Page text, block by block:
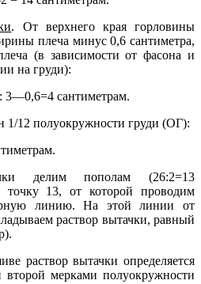
. От верхнего края горловины
плеча минус 0,6 сантиметра,
(в зависимости от фасона и
на груди):
сантиметрам.
1/12 полуокружности груди (ОГ):
делим пополам (26:2=13
точку 13, от которой проводим
линию. На этой линии от
раствор вытачки, равный
раствор вытачки определяется
мерками полуокружности